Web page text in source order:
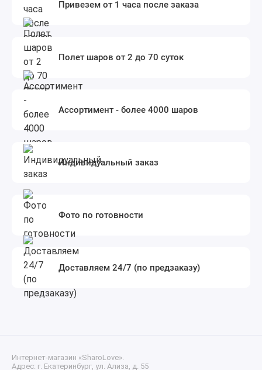
Привезем от 1 часа после заказа
Полет шаров от 2 до 70 суток
Ассортимент - более 4000 шаров
Индивидуальный заказ
Фото по готовности
Доставляем 24/7 (по предзаказу)
Интернет-магазин «SharoLove».
Адрес: г. Екатеринбург, ул. Ализа, д. 55